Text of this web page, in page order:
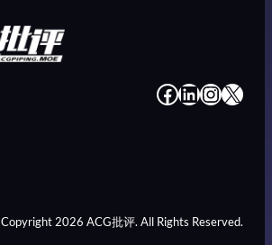
# # # #
Copyright 2026 ACG批评. All Rights Reserved.